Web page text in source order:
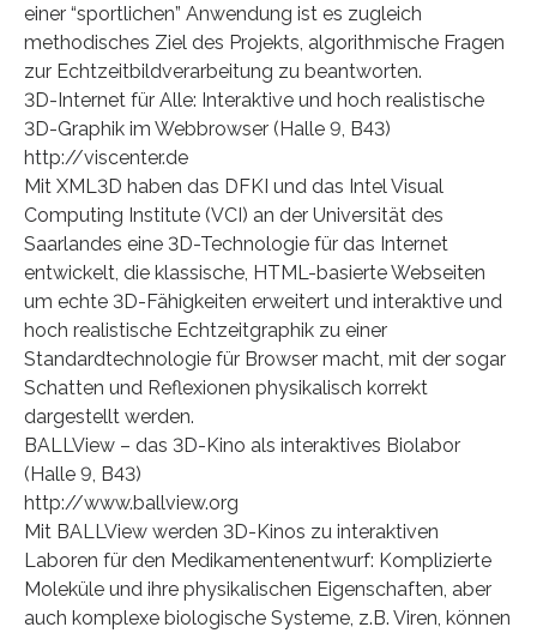
einer “sportlichen” Anwendung ist es zugleich
methodisches Ziel des Projekts, algorithmische Fragen
zur Echtzeitbildverarbeitung zu beantworten.
3D-Internet für Alle: Interaktive und hoch realistische
3D-Graphik im Webbrowser (Halle 9, B43)
http://viscenter.de
Mit XML3D haben das DFKI und das Intel Visual
Computing Institute (VCI) an der Universität des
Saarlandes eine 3D-Technologie für das Internet
entwickelt, die klassische, HTML-basierte Webseiten
um echte 3D-Fähigkeiten erweitert und interaktive und
hoch realistische Echtzeitgraphik zu einer
Standardtechnologie für Browser macht, mit der sogar
Schatten und Reflexionen physikalisch korrekt
dargestellt werden.
BALLView – das 3D-Kino als interaktives Biolabor
(Halle 9, B43)
http://www.ballview.org
Mit BALLView werden 3D-Kinos zu interaktiven
Laboren für den Medikamentenentwurf: Komplizierte
Moleküle und ihre physikalischen Eigenschaften, aber
auch komplexe biologische Systeme, z.B. Viren, können